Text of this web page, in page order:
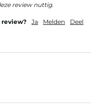
review nuttig.
review? Ja Melden Deel